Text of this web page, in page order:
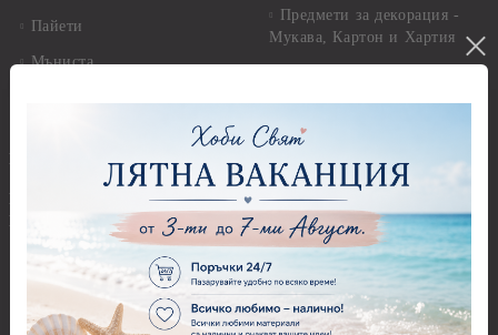
Пайети
Мъниста
Висулки
Глина,Гипс, Калъпи,
Елементи, Инструменти
Керамична смес за отливки
Керамични елементи
Елементи от полимерна
Предмети за декорация -
Мукава, Картон и Хартия
Предмети за декорация -
Предмети за декорация -
Стирофом
Предмети за декорация -
Стъкло
Предмети за декорация -
Плат, органза, зебло,